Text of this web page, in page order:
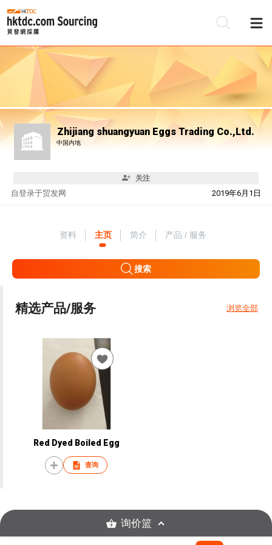
Zhijiang shuangyuan Eggs Trading Co.,Ltd.
中国内地
关注
自 2019年6月1日
登录于贸发网
资料 主页 简介 产品 / 服务
搜索
精选产品/服务 浏览全部
Red Dyed Boiled Egg
查询
询价篮